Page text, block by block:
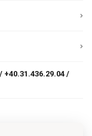
/ +40.31.436.29.04 /